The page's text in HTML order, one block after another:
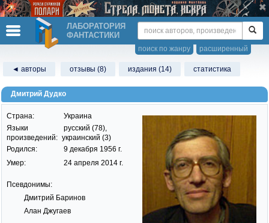
ЛАБОРАТОРИЯ
ФАНТАСТИКИ
расширенный
поиск по жанру
◄ авторы отзывы (8) издания (14) статистика
Дмитрий Дудко
Страна:
Украина
Языки
произведений:
русский (78),
украинский (3)
Родился:
9 декабря 1956 г.
Умер:
24 апреля 2014 г.
Псевдонимы:
Дмитрий Баринов
Алан Джугаев